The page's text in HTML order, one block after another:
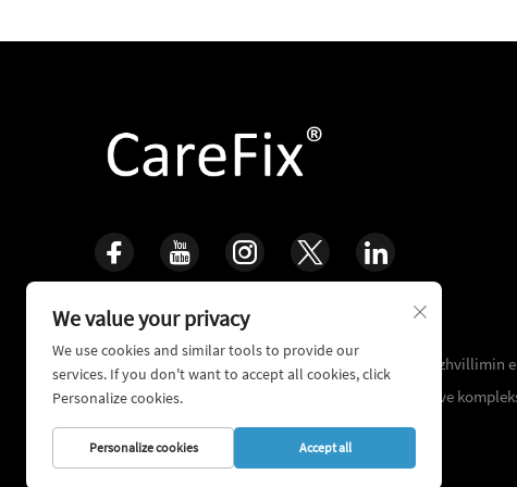
Pajtohem për Jetën, Rikrijonim Koshin
16+ vjet e përvojjes klinike që ndeshen, me fokus në zhvillimin
teknologjisë ortopedike dhe riparimit të trauamatave
We value your privacy
We use cookies and similar tools to provide our
services. If you don't want to accept all cookies, click
Personalize cookies.
Personalize cookies Accept all